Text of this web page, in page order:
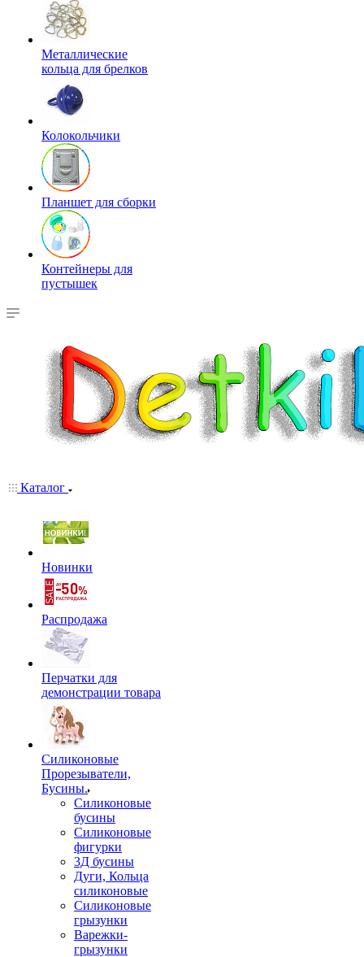
Металлические
кольца для брелков
Колокольчики
Планшет для сборки
Контейнеры для
пустышек
Каталог
Новинки
Распродажа
Перчатки для
демонстрации товара
Силиконовые
Прорезыватели,
Бусины.
Силиконовые
бусины
Силиконовые
фигурки
3Д бусины
Дуги, Кольца
силиконовые
Силиконовые
грызунки
Варежки-
грызунки